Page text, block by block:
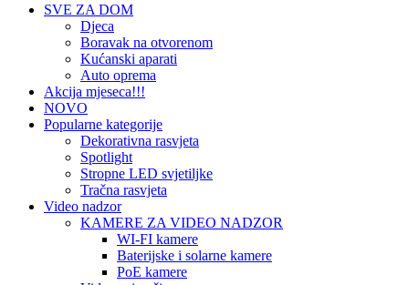
SVE ZA DOM
Djeca
Boravak na otvorenom
Kućanski aparati
Auto oprema
Akcija mjeseca!!!
NOVO
Popularne kategorije
Dekorativna rasvjeta
Spotlight
Stropne LED svjetiljke
Tračna rasvjeta
Video nadzor
KAMERE ZA VIDEO NADZOR
WI-FI kamere
Baterijske i solarne kamere
PoE kamere